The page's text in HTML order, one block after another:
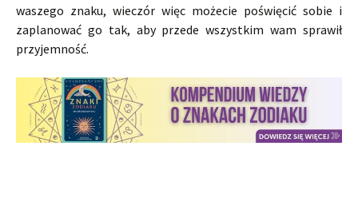
waszego znaku, wieczór więc możecie poświęcić sobie i
zaplanować go tak, aby przede wszystkim wam sprawił
przyjemność.